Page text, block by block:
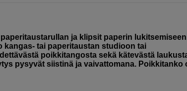
ja klipsit paperin
kangas- tai paperitaustan studioon tai
poikkitangosta sekä kätevästä
pysyvät siistinä ja vaivattomana. Poikkitanko